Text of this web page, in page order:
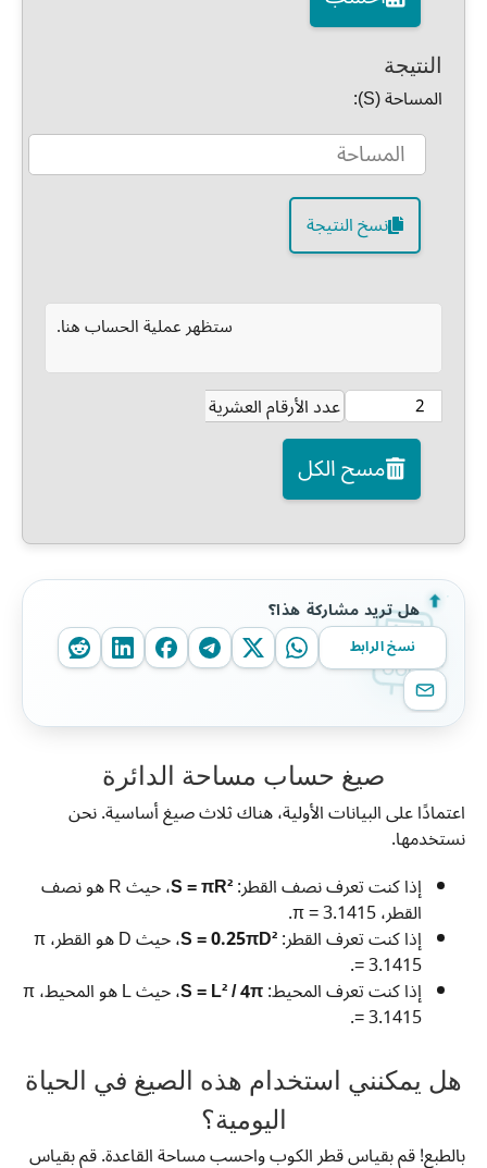
النتيجة
المساحة (S):
نسخ النتيجة
ستظهر عملية الحساب هنا.
عدد الأرقام العشرية
مسح الكل
هل تريد مشاركة هذا؟
نسخ الرابط
صيغ حساب مساحة الدائرة
اعتمادًا على البيانات الأولية، هناك ثلاث صيغ أساسية. نحن
نستخدمها.
إذا كنت تعرف نصف القطر:S = πR² ، حيث R هو نصف
القطر، π = 3.1415.
إذا كنت تعرف القطر:S = 0.25πD² ، حيث D هو القطر، π
= 3.1415.
إذا كنت تعرف المحيط:S = L² / 4π ، حيث L هو المحيط، π
= 3.1415.
هل يمكنني استخدام هذه الصيغ في الحياة
اليومية؟
بالطبع! قم بقياس قطر الكوب واحسب مساحة القاعدة. قم بقياس